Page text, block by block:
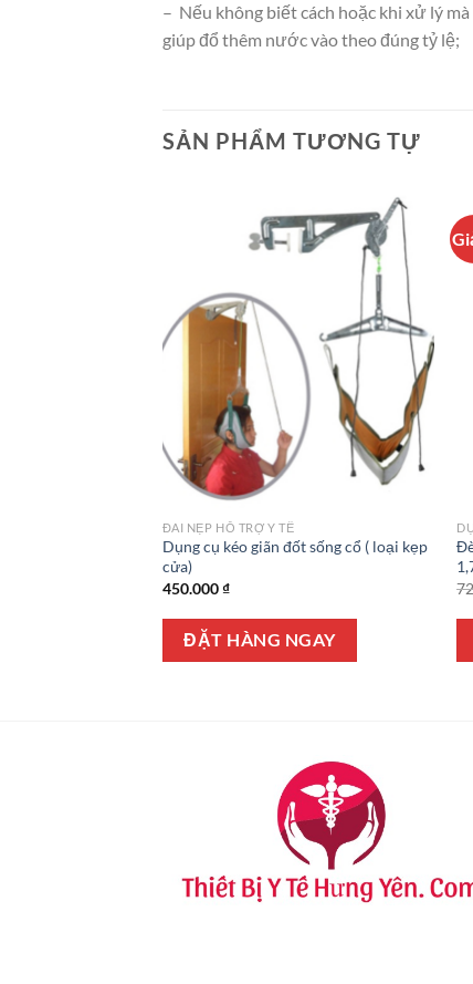
– Nếu không biết cách hoặc khi xử lý
giúp đổ thêm nước vào theo đúng tỷ lệ;
SẢN PHẨM TƯƠNG TỰ
ĐAI NẸP HỖ TRỢ Y TẾ
Dụng cụ kéo giãn đốt sống cổ ( loại kẹp
cửa)
450.000₫
ĐẶT HÀNG NGAY